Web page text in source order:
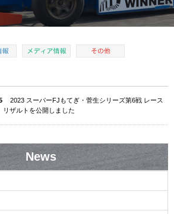
2023 スーパーFJもてぎ・菅生シリーズ第6戦 レース
リザルトを公開しました
News